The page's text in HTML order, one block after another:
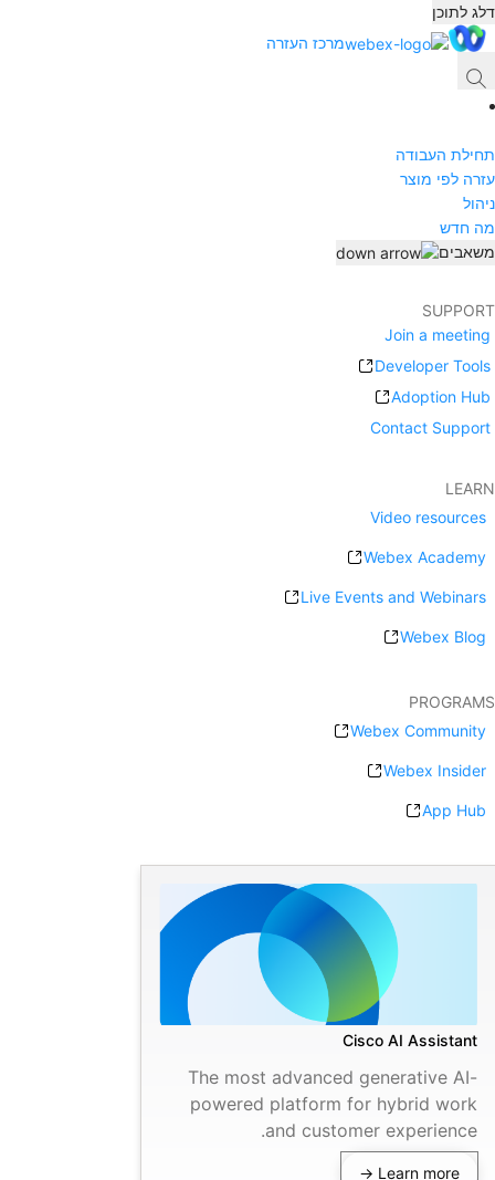
דלג לתוכן
מרכז העזרה
תחילת העבודה
עזרה לפי מוצר
ניהול
מה חדש
משאבים
SUPPORT
Join a meeting
Developer Tools
Adoption Hub
Contact Support
LEARN
Video resources
Webex Academy
Live Events and Webinars
Webex Blog
PROGRAMS
Webex Community
Webex Insider
App Hub
Cisco AI Assistant
The most advanced generative AI-
powered platform for hybrid work
and customer experience.
Learn more →